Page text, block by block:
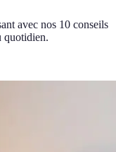
avec nos 10 conseils
quotidien.